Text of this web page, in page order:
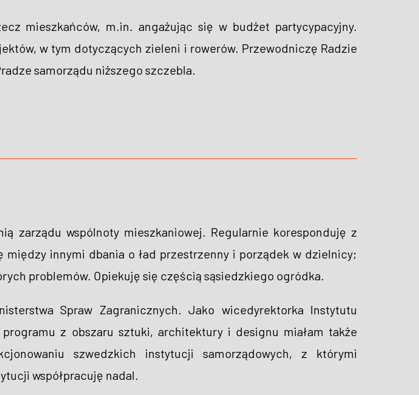
mieszkańców, m.in. angażując się w budżet partycypacyjny.
w tym dotyczących zieleni i rowerów. Przewodniczę Radzie
samorządu niższego szczebla.
zarządu wspólnoty mieszkaniowej. Regularnie koresponduję z
innymi dbania o ład przestrzenny i porządek w dzielnicy;
problemów. Opiekuję się częścią sąsiedzkiego ogródka.
Spraw Zagranicznych. Jako wicedyrektorka Instytutu
z obszaru sztuki, architektury i designu miałam także
szwedzkich instytucji samorządowych, z którymi
współpracuję nadal.